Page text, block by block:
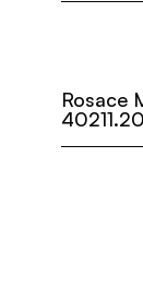
Rosace